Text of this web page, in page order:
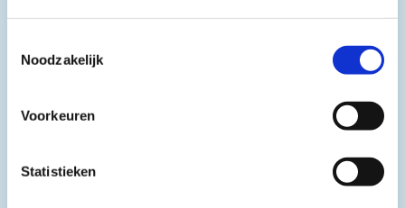
Noodzakelijk
Voorkeuren
Statistieken